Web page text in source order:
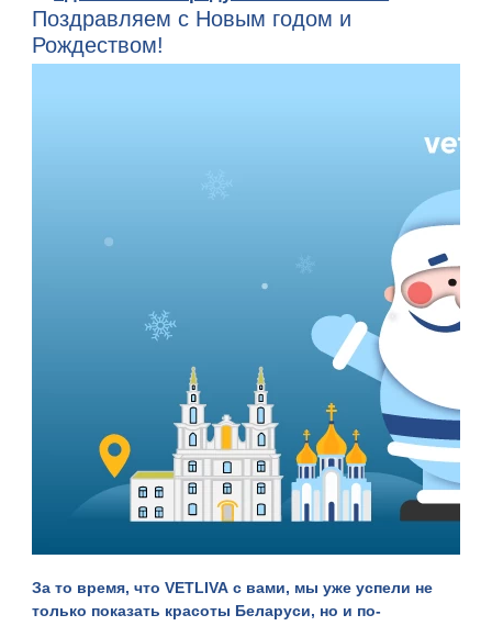
Поздравляем с Новым годом и
Рождеством!
За то время, чтоVETLIVA с вами, мы уже успели не
только показать красоты Беларуси, но и по-